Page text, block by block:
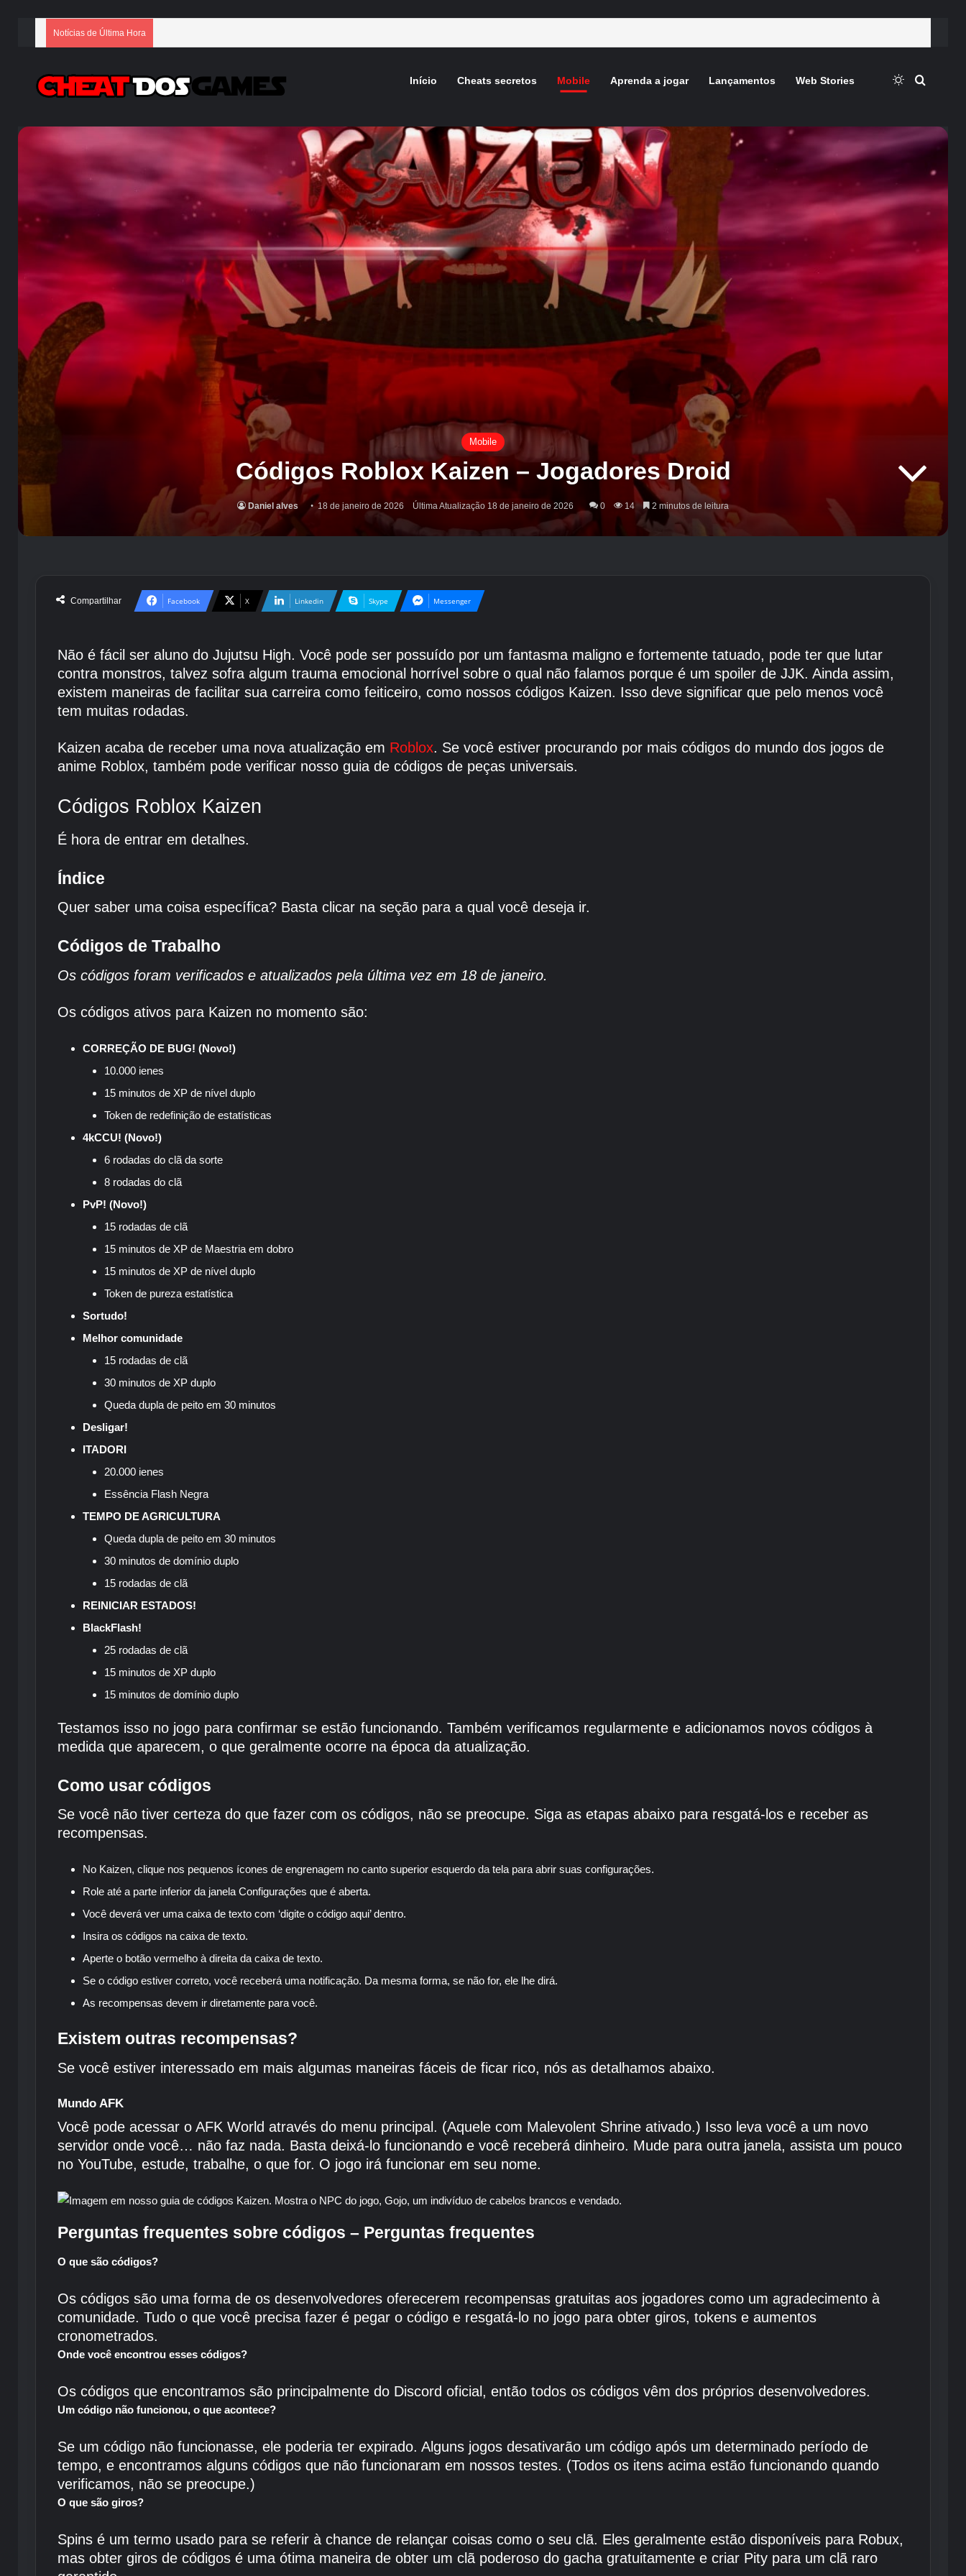
Notícias de Última Hora
Início Cheats secretos Mobile Aprenda a jogar Lançamentos Web Stories Switch skin
Mobile
Códigos Roblox Kaizen – Jogadores Droid
Daniel alves 18 de janeiro de 2026 Última Atualização 18 de janeiro de 2026 0 14 2 minutos de leitura
Compartilhar Facebook X Linkedin Skype Messenger
Não é fácil ser aluno do Jujutsu High. Você pode ser possuído por um fantasma maligno e fortemente tatuado, pode ter que lutar
contra monstros, talvez sofra algum trauma emocional horrível sobre o qual não falamos porque é um spoiler de JJK. Ainda assim,
existem maneiras de facilitar sua carreira como feiticeiro, como nossos códigos Kaizen. Isso deve significar que pelo menos você
tem muitas rodadas.
Kaizen acaba de receber uma nova atualização em Roblox. Se você estiver procurando por mais códigos do mundo dos jogos de
anime Roblox, também pode verificar nosso guia de códigos de peças universais.
Códigos Roblox Kaizen
É hora de entrar em detalhes.
Índice
Quer saber uma coisa específica? Basta clicar na seção para a qual você deseja ir.
Códigos de Trabalho
Os códigos foram verificados e atualizados pela última vez em 18 de janeiro.
Os códigos ativos para Kaizen no momento são:
CORREÇÃO DE BUG! (Novo!)
10.000 ienes
15 minutos de XP de nível duplo
Token de redefinição de estatísticas
4kCCU! (Novo!)
6 rodadas do clã da sorte
8 rodadas do clã
PvP! (Novo!)
15 rodadas de clã
15 minutos de XP de Maestria em dobro
15 minutos de XP de nível duplo
Token de pureza estatística
Sortudo!
Melhor comunidade
15 rodadas de clã
30 minutos de XP duplo
Queda dupla de peito em 30 minutos
Desligar!
ITADORI
20.000 ienes
Essência Flash Negra
TEMPO DE AGRICULTURA
Queda dupla de peito em 30 minutos
30 minutos de domínio duplo
15 rodadas de clã
REINICIAR ESTADOS!
BlackFlash!
25 rodadas de clã
15 minutos de XP duplo
15 minutos de domínio duplo
Testamos isso no jogo para confirmar se estão funcionando. Também verificamos regularmente e adicionamos novos códigos à
medida que aparecem, o que geralmente ocorre na época da atualização.
Como usar códigos
Se você não tiver certeza do que fazer com os códigos, não se preocupe. Siga as etapas abaixo para resgatá-los e receber as
recompensas.
No Kaizen, clique nos pequenos ícones de engrenagem no canto superior esquerdo da tela para abrir suas configurações.
Role até a parte inferior da janela Configurações que é aberta.
Você deverá ver uma caixa de texto com ‘digite o código aqui’ dentro.
Insira os códigos na caixa de texto.
Aperte o botão vermelho à direita da caixa de texto.
Se o código estiver correto, você receberá uma notificação. Da mesma forma, se não for, ele lhe dirá.
As recompensas devem ir diretamente para você.
Existem outras recompensas?
Se você estiver interessado em mais algumas maneiras fáceis de ficar rico, nós as detalhamos abaixo.
Mundo AFK
Você pode acessar o AFK World através do menu principal. (Aquele com Malevolent Shrine ativado.) Isso leva você a um novo
servidor onde você… não faz nada. Basta deixá-lo funcionando e você receberá dinheiro. Mude para outra janela, assista um pouco
no YouTube, estude, trabalhe, o que for. O jogo irá funcionar em seu nome.
Perguntas frequentes sobre códigos – Perguntas frequentes
O que são códigos?
Os códigos são uma forma de os desenvolvedores oferecerem recompensas gratuitas aos jogadores como um agradecimento à
comunidade. Tudo o que você precisa fazer é pegar o código e resgatá-lo no jogo para obter giros, tokens e aumentos
cronometrados.
Onde você encontrou esses códigos?
Os códigos que encontramos são principalmente do Discord oficial, então todos os códigos vêm dos próprios desenvolvedores.
Um código não funcionou, o que acontece?
Se um código não funcionasse, ele poderia ter expirado. Alguns jogos desativarão um código após um determinado período de
tempo, e encontramos alguns códigos que não funcionaram em nossos testes. (Todos os itens acima estão funcionando quando
verificamos, não se preocupe.)
O que são giros?
Spins é um termo usado para se referir à chance de relançar coisas como o seu clã. Eles geralmente estão disponíveis para Robux,
mas obter giros de códigos é uma ótima maneira de obter um clã poderoso do gacha gratuitamente e criar Pity para um clã raro